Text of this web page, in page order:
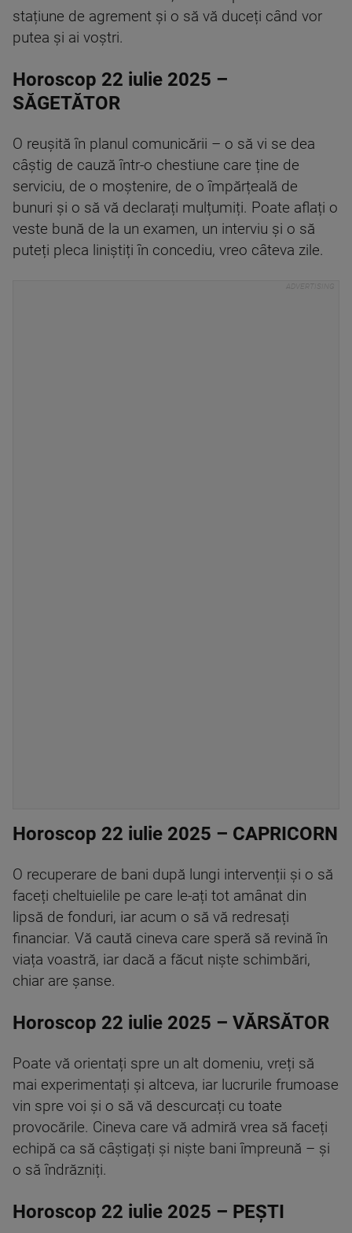
stațiune de agrement și o să vă duceți când vor
putea și ai voștri.
Horoscop 22 iulie 2025 –
SĂGETĂTOR
O reușită în planul comunicării – o să vi se dea
câștig de cauză într-o chestiune care ține de
serviciu, de o moștenire, de o împărțeală de
bunuri și o să vă declarați mulțumiți. Poate aflați o
veste bună de la un examen, un interviu și o să
puteți pleca liniștiți în concediu, vreo câteva zile.
Horoscop 22 iulie 2025 – CAPRICORN
O recuperare de bani după lungi intervenții și o să
faceți cheltuielile pe care le-ați tot amânat din
lipsă de fonduri, iar acum o să vă redresați
financiar. Vă caută cineva care speră să revină în
viața voastră, iar dacă a făcut niște schimbări,
chiar are șanse.
Horoscop 22 iulie 2025 – VĂRSĂTOR
Poate vă orientați spre un alt domeniu, vreți să
mai experimentați și altceva, iar lucrurile frumoase
vin spre voi și o să vă descurcați cu toate
provocările. Cineva care vă admiră vrea să faceți
echipă ca să câștigați și niște bani împreună – și
o să îndrăzniți.
Horoscop 22 iulie 2025 – PEȘTI